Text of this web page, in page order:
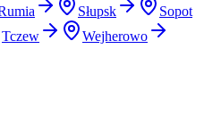
Słupsk
Sopot
Tczew
Wejherowo